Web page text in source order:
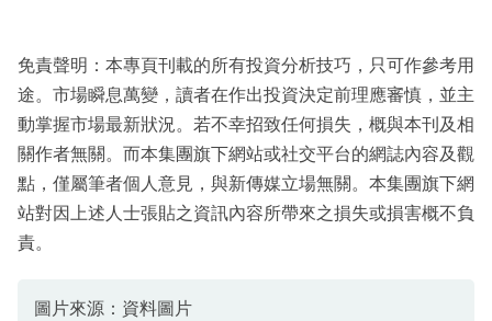
免責聲明：本專頁刊載的所有投資分析技巧，只可作參考用
途。市場瞬息萬變，讀者在作出投資決定前理應審慎，並主
動掌握市場最新狀況。若不幸招致任何損失，概與本刊及相
關作者無關。而本集團旗下網站或社交平台的網誌內容及觀
點，僅屬筆者個人意見，與新傳媒立場無關。本集團旗下網
站對因上述人士張貼之資訊內容所帶來之損失或損害概不負
責。
圖片來源：資料圖片